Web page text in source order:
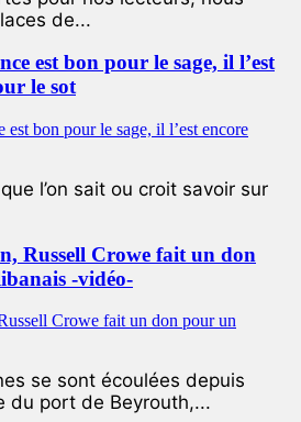
de...
est bon pour le sage, il l’est
le sot
l’on sait ou croit savoir sur
Russell Crowe fait un don
-vidéo-
se sont écoulées depuis
du port de Beyrouth,...